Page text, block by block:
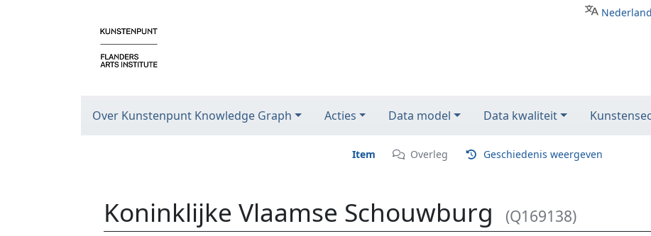
Over Kunstenpunt Knowledge Graph Acties Data model Data kwaliteit
Item Overleg Geschiedenis weergeven
Koninklijke Vlaamse Schouwburg (Q169138)